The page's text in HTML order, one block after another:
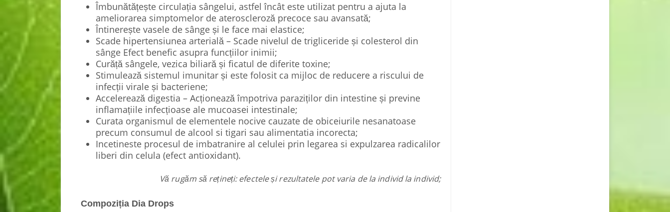
Îmbunătățește circulația sângelui, astfel încât este utilizat pentru a ajuta la
ameliorarea simptomelor de ateroscleroză precoce sau avansată;
Întinerește vasele de sânge și le face mai elastice;
Scade hipertensiunea arterială – Scade nivelul de trigliceride și colesterol din
sânge Efect benefic asupra funcțiilor inimii;
Curăță sângele, vezica biliară și ficatul de diferite toxine;
Stimulează sistemul imunitar și este folosit ca mijloc de reducere a riscului de
infecții virale și bacteriene;
Accelerează digestia – Acționează împotriva paraziților din intestine și previne
inflamațiile infecțioase ale mucoasei intestinale;
Curata organismul de elementele nocive cauzate de obiceiurile nesanatoase
precum consumul de alcool si tigari sau alimentatia incorecta;
Incetineste procesul de imbatranire al celulei prin legarea si expulzarea radicalilor
liberi din celula (efect antioxidant).
Vă rugăm să rețineți: efectele și rezultatele pot varia de la individ la individ;
Compoziția Dia Drops